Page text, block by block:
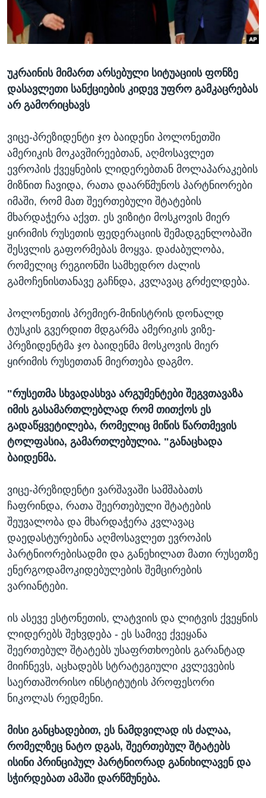
ᲡᲢᲣᲓᲘᲐ ᲕᲐᲨᲘᲜᲒᲢᲝᲜᲘ
ᲔᲙᲝᲜᲝᲛᲘᲙᲐ
ᲯᲐᲜᲛᲠᲗᲔᲚᲝᲑᲐ
ᲘᲜᲢᲔᲠᲕᲘᲣ
ᲙᲣᲚᲢᲣᲠᲐ
ᲓᲔᲖᲘᲜᲤᲝᲠᲛᲐᲪᲘᲐ
Learning English
ენები
უკრაინის მიმართ არსებული სიტუაციის ფონზე
დასავლეთი სანქციების კიდევ უფრო გამკაცრებას
არ გამორიცხავს
ვიცე-პრეზიდენტი ჯო ბაიდენი პოლონეთში
ამერიკის მოკავშირეებთან, აღმოსავლეთ
ევროპის ქვეყნების ლიდერებთან მოლაპარაკების
მიზნით ჩავიდა, რათა დაარწმუნოს პარტნიორები
იმაში, რომ მათ შეერთებული შტატების
მხარდაჭერა აქვთ. ეს ვიზიტი მოსკოვის მიერ
ყირიმის რუსეთის ფედერაციის შემადგენლობაში
შესვლის გაფორმებას მოყვა. დაძაბულობა,
რომელიც რეგიონში სამხედრო ძალის
გამოჩენისთანავე გაჩნდა, კვლავაც გრძელდება.
პოლონეთის პრემიერ-მინისტრის დონალდ
ტუსკის გვერდით მდგარმა ამერიკის ვიზე-
პრეზიდენტმა ჯო ბაიდენმა მოსკოვის მიერ
ყირიმის რუსეთთან მიერთება დაგმო.
"რუსეთმა სხვადასხვა არგუმენტები შეგვთავაზა
იმის გასამართლებლად რომ თითქოს ეს
გადაწყვეტილება, რომელიც მიწის წართმევის
ტოლფასია, გამართლებულია. "განაცხადა
ბაიდენმა.
ვიცე-პრეზიდენტი ვარშავაში სამშაბათს
ჩაფრინდა, რათა შეერთებული შტატების
შეუვალობა და მხარდაჭერა კვლავაც
დაედასტურებინა აღმოსავლეთ ევროპის
პარტნიორებისადმი და განეხილათ მათი რუსეთზე
ენერგოდამოკიდებულების შემცირების
ვარიანტები.
ის ასევე ესტონეთის, ლატვიის და ლიტვის ქვეყნის
ლიდერებს შეხვდება - ეს სამივე ქვეყანა
შეერთებულ შტატებს უსაფრთხოების გარანტად
მიიჩნევს, აცხადებს სტრატეგიული კვლევების
საერთაშორისო ინსტიტუტის პროფესორი
ნიკოლას რედმენი.
მისი განცხადებით, ეს ნამდვილად ის ძალაა,
რომელზეც ნატო დგას, შეერთებულ შტატებს
ისინი პრინციპულ პარტნიორად განიხილავენ და
სჭირდებათ ამაში დარწმუნება.